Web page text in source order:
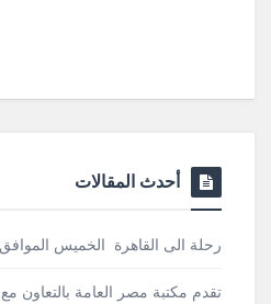
أحدث المقالات
رحلة الى القاهرة الخميس الموافق 2026/7/2
تقدم مكتبة مصر العامة بالتعاون